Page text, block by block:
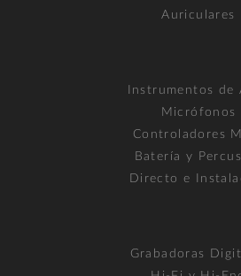
Auriculares
Instrumentos de
Micrófonos
Controladores
Batería y
Directo e
Grabadoras